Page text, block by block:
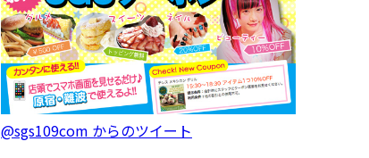
@sgs109com からのツイート